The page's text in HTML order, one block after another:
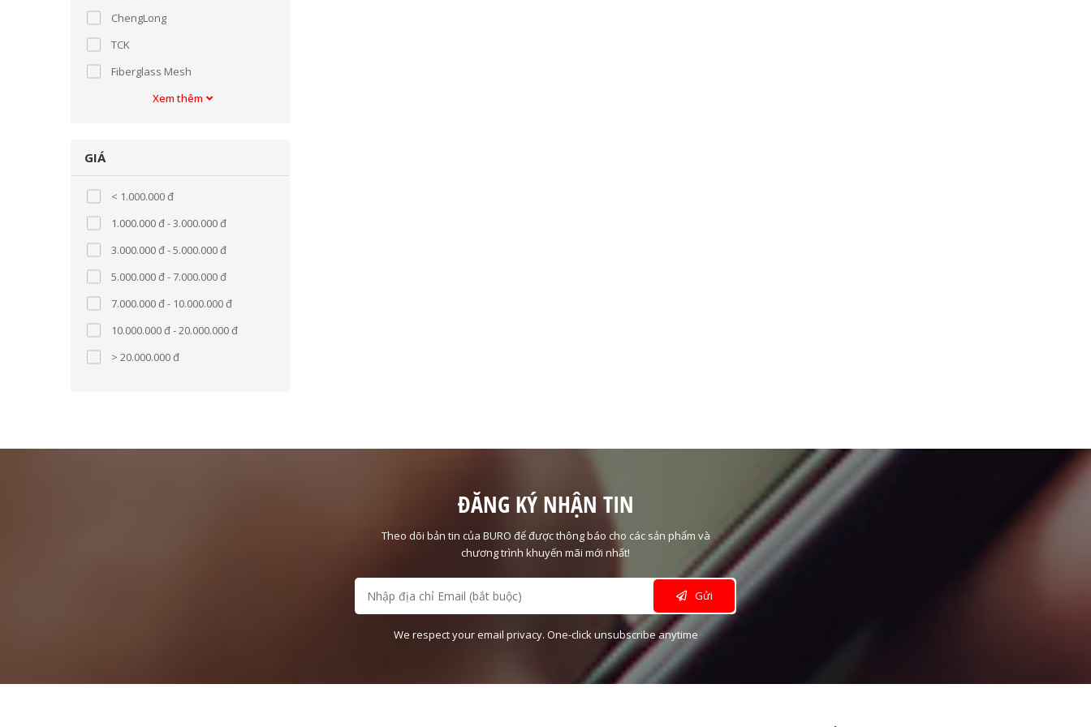
ChengLong
TCK
Fiberglass Mesh
Xem thêm
GIÁ
< 1.000.000 đ
1.000.000 đ - 3.000.000 đ
3.000.000 đ - 5.000.000 đ
5.000.000 đ - 7.000.000 đ
7.000.000 đ - 10.000.000 đ
10.000.000 đ - 20.000.000 đ
> 20.000.000 đ
ĐĂNG KÝ NHẬN TIN
Theo dõi bản tin của BURO để được thông báo cho các sản phẩm và
chương trình khuyến mãi mới nhất!
Gửi
We respect your email privacy. One-click unsubscribe anytime